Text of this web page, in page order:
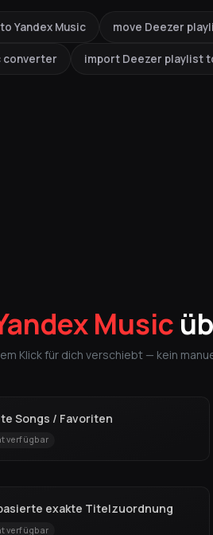
Yandex Music move Deezer
converter import Deezer playlist
Music
Klick für dich verschiebt — kein
Songs / Favoriten
verfügbar
exakte Titelzuordnung
verfügbar